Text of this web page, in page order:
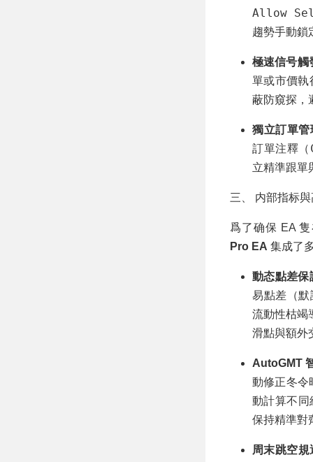
Allow
趨勢手動鎖
極速信号觸
單或市價執
蔽防窺探，
獨立訂單管
訂單注釋（
立精準跟單
三、 内部指标
爲了确保 EA
Pro EA 集成了
動态點差
易點差（默
流動性枯竭
滑點與額外
AutoGMT
動修正冬令
動計算不同
保持精準對
周末跳空